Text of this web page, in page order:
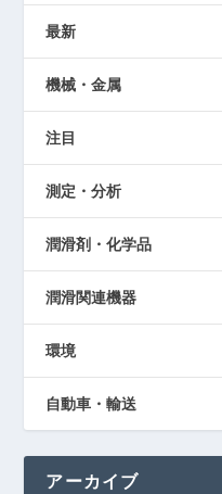
最新
機械・金属
注目
測定・分析
潤滑剤・化学品
潤滑関連機器
環境
自動車・輸送
アーカイブ